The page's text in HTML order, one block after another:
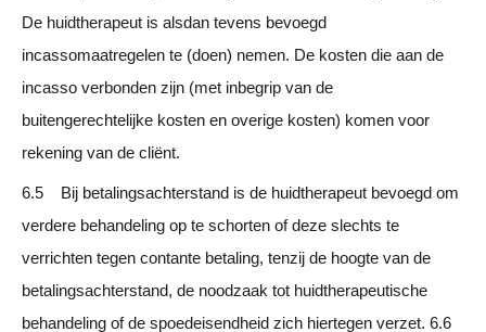
De huidtherapeut is alsdan tevens bevoegd
incassomaatregelen te (doen) nemen. De kosten die aan de
incasso verbonden zijn (met inbegrip van de
buitengerechtelijke kosten en overige kosten) komen voor
rekening van de cliënt.
6.5 Bij betalingsachterstand is de huidtherapeut bevoegd om
verdere behandeling op te schorten of deze slechts te
verrichten tegen contante betaling, tenzij de hoogte van de
betalingsachterstand, de noodzaak tot huidtherapeutische
behandeling of de spoedeisendheid zich hiertegen verzet. 6.6